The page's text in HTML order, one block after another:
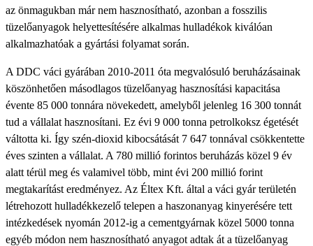
az önmagukban már nem hasznosítható, azonban a fosszilis
tüzelőanyagok helyettesítésére alkalmas hulladékok kiválóan
alkalmazhatóak a gyártási folyamat során.
A DDC váci gyárában 2010-2011 óta megvalósuló beruházásainak
köszönhetően másodlagos tüzelőanyag hasznosítási kapacitása
évente 85 000 tonnára növekedett, amelyből jelenleg 16 300 tonnát
tud a vállalat hasznosítani. Ez évi 9 000 tonna petrolkoksz égetését
váltotta ki. Így szén-dioxid kibocsátását 7 647 tonnával csökkentette
éves szinten a vállalat. A 780 millió forintos beruházás közel 9 év
alatt térül meg és valamivel több, mint évi 200 millió forint
megtakarítást eredményez. Az Éltex Kft. által a váci gyár területén
létrehozott hulladékkezelő telepen a haszonanyag kinyerésére tett
intézkedések nyomán 2012-ig a cementgyárnak közel 5000 tonna
egyéb módon nem hasznosítható anyagot adtak át a tüzelőanyag